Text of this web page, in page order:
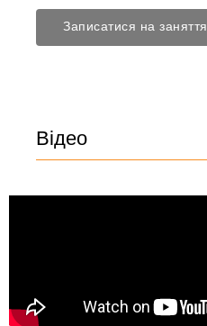
Записатися на заняття
Відео